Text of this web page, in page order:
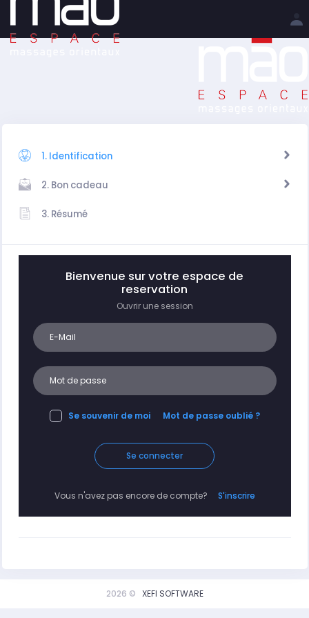
1. Identification
2. Bon cadeau
3. Résumé
Bienvenue sur votre espace de
reservation
Ouvrir une session
Se souvenir de moi Mot de passe oublié ?
Se connecter
Vous n'avez pas encore de compte? S'inscrire
2026 © XEFI SOFTWARE